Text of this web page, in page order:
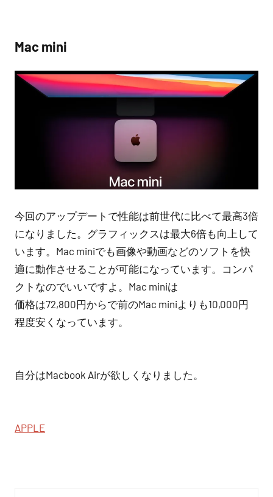
Mac mini
今回のアップデートで性能は前世代に比べて最高3倍
になりました。グラフィックスは最大6倍も向上して
います。Mac miniでも画像や動画などのソフトを快
適に動作させることが可能になっています。コンパ
クトなのでいいですよ。Mac miniは
価格は72,800円からで前のMac miniよりも10,000円
程度安くなっています。
自分はMacbook Airが欲しくなりました。
APPLE